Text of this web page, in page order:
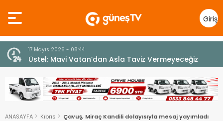
Giriş
Yap
7 Ağustos 2026 - 12:36
ÜSTEL: “ERENKÖY RUHU SONSUZA DEK YAŞAYACAK”
ANASAYFA Kıbrıs Çavuş, Miraç Kandili dolayısıyla mesaj yayımladı